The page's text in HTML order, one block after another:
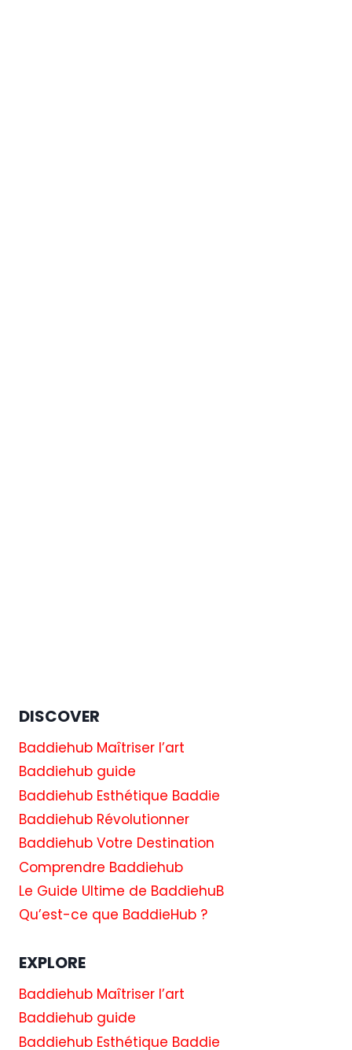
DISCOVER
Baddiehub Maîtriser l’art
Baddiehub guide
Baddiehub Esthétique Baddie
Baddiehub Révolutionner
Baddiehub Votre Destination
Comprendre Baddiehub
Le Guide Ultime de BaddiehuB
Qu’est-ce que BaddieHub ?
EXPLORE
Baddiehub Maîtriser l’art
Baddiehub guide
Baddiehub Esthétique Baddie